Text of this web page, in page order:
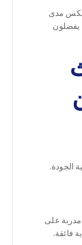
مدى
يفضلون
الجودة.
على
فائقة.